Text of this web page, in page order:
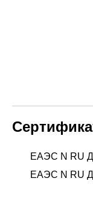
ЕАЭС N RU
ЕАЭС N RU